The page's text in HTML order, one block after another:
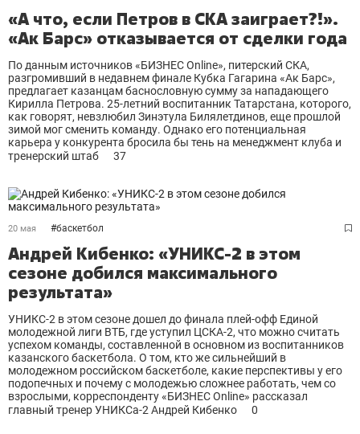
«А что, если Петров в СКА заиграет?!».
«Ак Барс» отказывается от сделки года
По данным источников «БИЗНЕС Online», питерский СКА,
разгромивший в недавнем финале Кубка Гагарина «Ак Барс»,
предлагает казанцам баснословную сумму за нападающего
Кирилла Петрова. 25-летний воспитанник Татарстана, которого,
как говорят, невзлюбил Зинэтула Билялетдинов, еще прошлой
зимой мог сменить команду. Однако его потенциальная
карьера у конкурента бросила бы тень на менеджмент клуба и
тренерский штаб
37
20 мая #баскетбол
Андрей Кибенко: «УНИКС-2 в этом
сезоне добился максимального
результата»
УНИКС-2 в этом сезоне дошел до финала плей-офф Единой
молодежной лиги ВТБ, где уступил ЦСКА-2, что можно считать
успехом команды, составленной в основном из воспитанников
казанского баскетбола. О том, кто же сильнейший в
молодежном российском баскетболе, какие перспективы у его
подопечных и почему с молодежью сложнее работать, чем со
взрослыми, корреспонденту «БИЗНЕС Оnline» рассказал
главный тренер УНИКСа-2 Андрей Кибенко
0